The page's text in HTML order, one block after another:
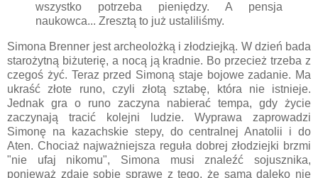
wszystko potrzeba pieniędzy. A pensja
naukowca... Zresztą to już ustaliliśmy.
Simona Brenner jest archeolożką i złodziejką. W dzień bada
starożytną biżuterię, a nocą ją kradnie. Bo przecież trzeba z
czegoś żyć. Teraz przed Simoną staje bojowe zadanie. Ma
ukraść złote runo, czyli złotą sztabę, która nie istnieje.
Jednak gra o runo zaczyna nabierać tempa, gdy życie
zaczynają tracić kolejni ludzie. Wyprawa zaprowadzi
Simonę na kazachskie stepy, do centralnej Anatolii i do
Aten. Chociaż najważniejsza reguła dobrej złodziejki brzmi
"nie ufaj nikomu", Simona musi znaleźć sojusznika,
ponieważ zdaje sobie sprawę z tego, że sama daleko nie